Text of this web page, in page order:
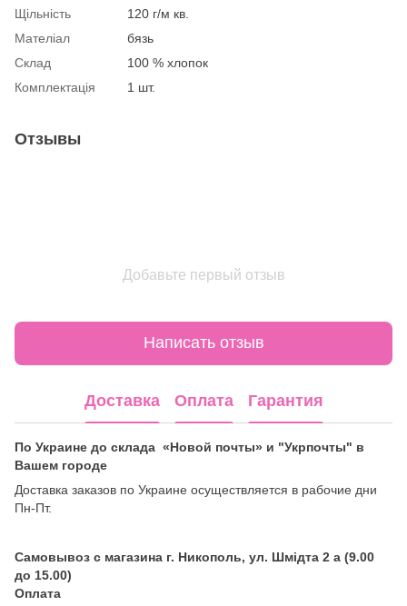
Щільність
120 г/м кв.
Мателіал
бязь
Склад
100 % хлопок
Комплектація
1 шт.
Отзывы
Добавьте первый отзыв
Написать отзыв
Доставка Оплата Гарантия
По Украине до склада «Новой почты» и "Укрпочты" в
Вашем городе
Доставка заказов по Украине осуществляется в рабочие дни
Пн-Пт.
Самовывоз с магазина г. Никополь, ул. Шмідта 2 а (9.00
до 15.00)
Оплата